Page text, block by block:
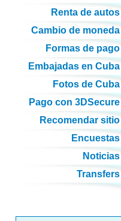
Renta de autos
Cambio de moneda
Formas de pago
Embajadas en Cuba
Fotos de Cuba
Pago con 3DSecure
Recomendar sitio
Encuestas
Noticias
Transfers